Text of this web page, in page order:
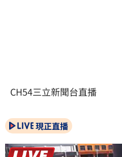
CH54三立新聞台直播
現正直播